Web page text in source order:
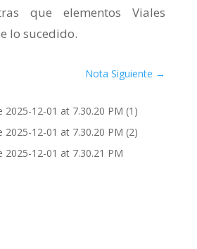
que elementos Viales
lo sucedido.
Nota Siguiente →